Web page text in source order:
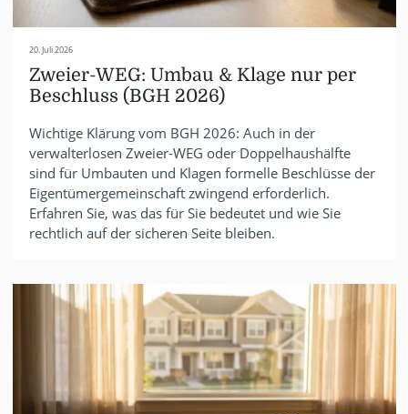
20. Juli 2026
Zweier-WEG: Umbau & Klage nur per
Beschluss (BGH 2026)
Wichtige Klärung vom BGH 2026: Auch in der
verwalterlosen Zweier-WEG oder Doppelhaushälfte
sind für Umbauten und Klagen formelle Beschlüsse der
Eigentümergemeinschaft zwingend erforderlich.
Erfahren Sie, was das für Sie bedeutet und wie Sie
rechtlich auf der sicheren Seite bleiben.